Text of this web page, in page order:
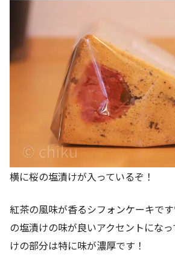
横に桜の塩漬けが入っているぞ！
紅茶の風味が香るシフォンケーキで
の塩漬けの味が良いアクセントにな
けの部分は特に味が濃厚です！